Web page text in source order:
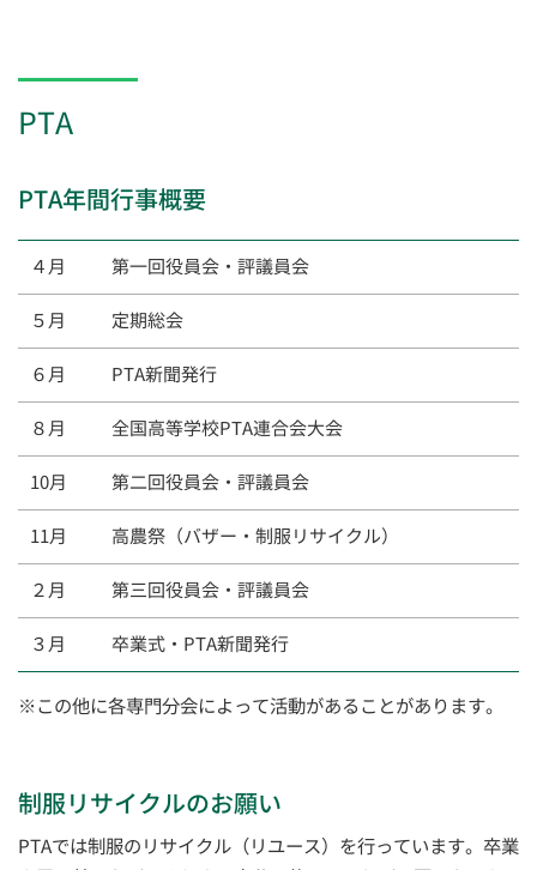
PTA
PTA年間行事概要
４月 第一回役員会・評議員会
５月 定期総会
６月 PTA新聞発行
８月 全国高等学校PTA連合会大会
10月 第二回役員会・評議員会
11月 高農祭（バザー・制服リサイクル）
２月 第三回役員会・評議員会
３月 卒業式・PTA新聞発行
※この他に各専門分会によって活動があることがあります。
制服リサイクルのお願い
PTAでは制服のリサイクル（リユース）を行っています。卒業